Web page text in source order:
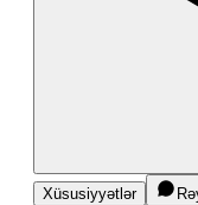
Xüsusiyyətlər